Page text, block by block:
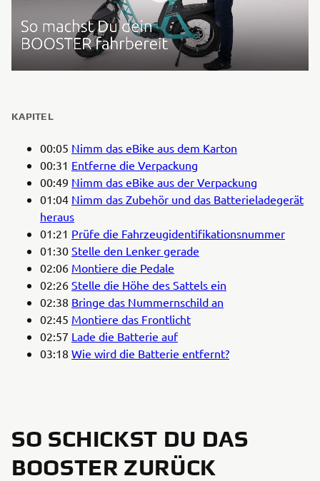
KAPITEL
00:05 Nimm das eBike aus dem Karton
00:31 Entferne die Verpackung
00:49 Nimm das eBike aus der Verpackung
01:04 Nimm das Zubehör und das Batterieladegerät
heraus
01:21 Prüfe die Fahrzeugidentifikationsnummer
01:30 Stelle den Lenker gerade
02:06 Montiere die Pedale
02:26 Stelle die Höhe des Sattels ein
02:38 Bringe das Nummernschild an
02:45 Montiere das Frontlicht
02:57 Lade die Batterie auf
03:18 Wie wird die Batterie entfernt?
SO SCHICKST DU DAS
BOOSTER ZURÜCK